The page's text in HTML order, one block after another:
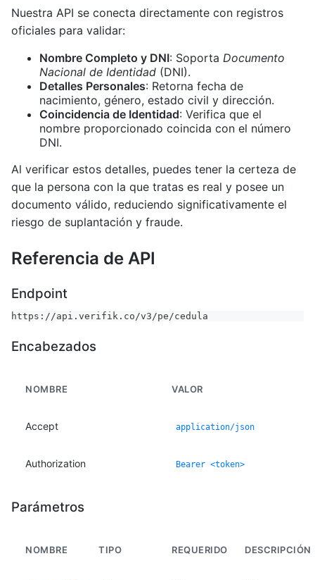
Nuestra API se conecta directamente con registros
oficiales para validar:
Nombre Completo y DNI: Soporta Documento
Nacional de Identidad (DNI).
Detalles Personales: Retorna fecha de
nacimiento, género, estado civil y dirección.
Coincidencia de Identidad: Verifica que el
nombre proporcionado coincida con el número
DNI.
Al verificar estos detalles, puedes tener la certeza de
que la persona con la que tratas es real y posee un
documento válido, reduciendo significativamente el
riesgo de suplantación y fraude.
Referencia de API
Endpoint
https://api.verifik.co/v3/pe/cedula
Encabezados
NOMBRE VALOR
Accept application/json
Authorization Bearer <token>
Parámetros
NOMBRE TIPO REQUERIDO DESCRIPCIÓN